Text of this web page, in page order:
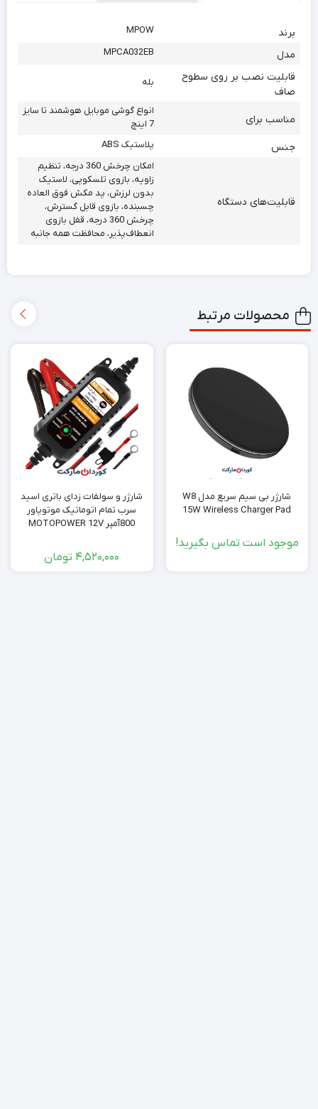
برند MPOW
مدل MPCA032EB
قابلیت نصب بر روی سطوح
صاف
بله
مناسب برای
انواع گوشی موبایل هوشمند تا سایز
7 اینچ
جنس پلاستیک ABS
قابلیت‌های دستگاه
امکان چرخش 360 درجه، تنظیم
زاویه، بازوی تلسکوپی، لاستیک
بدون لرزش، پد مکش فوق العاده
چسبنده، بازوی قابل گسترش،
چرخش 360 درجه، قفل بازوی
انعطاف‌پذیر، محافظت همه جانبه
محصولات مرتبط
شارژر بی سیم سریع مدل W8
15W Wireless Charger Pad
موجود است تماس بگیرید!
شارژر و سولفات زدای باتری اسید
سرب تمام اتوماتیک موتوپاور
800آمپر MOTOPOWER 12V
4,520,000 تومان